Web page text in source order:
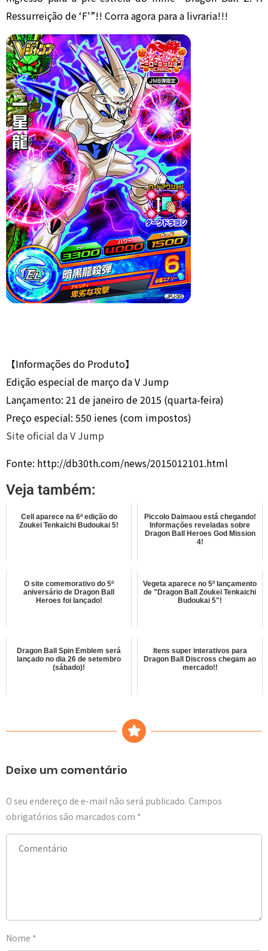
Ressurreição de ‘F'”!! Corra agora para a livraria!!!
【Informações do Produto】
Edição especial de março da V Jump
Lançamento: 21 de janeiro de 2015 (quarta-feira)
Preço especial: 550 ienes (com impostos)
Site oficial da V Jump
Fonte: http://db30th.com/news/2015012101.html
Veja também:
Cell aparece na 6ª edição do
Zoukei Tenkaichi Budoukai 5!
Piccolo Daimaou está chegando!
Informações reveladas sobre
Dragon Ball Heroes God Mission
4!
O site comemorativo do 5º
aniversário de Dragon Ball
Heroes foi lançado!
Vegeta aparece no 5º lançamento
de "Dragon Ball Zoukei Tenkaichi
Budoukai 5"!
Dragon Ball Spin Emblem será
lançado no dia 26 de setembro
(sábado)!
Itens super interativos para
Dragon Ball Discross chegam ao
mercado!!
Deixe um comentário
O seu endereço de e-mail não será publicado. Campos
obrigatórios são marcados com *
Nome *